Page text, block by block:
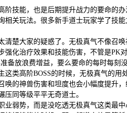
阶技能，也是后期提升战力的要命的
相关玩法。很多新手道士玩家学了技
清楚大家的疑惑了。无极真气不像召
强化治疗效果和技能伤害，不管是PK
备放浪费增益，要么要命的每时每刻
这类高阶BOSS的时候，无极真气的
唤的神兽伤害和坦度也会小幅度提升
压同等级平平无奇道士。
业弱势，而是没吃透无极真气这类最